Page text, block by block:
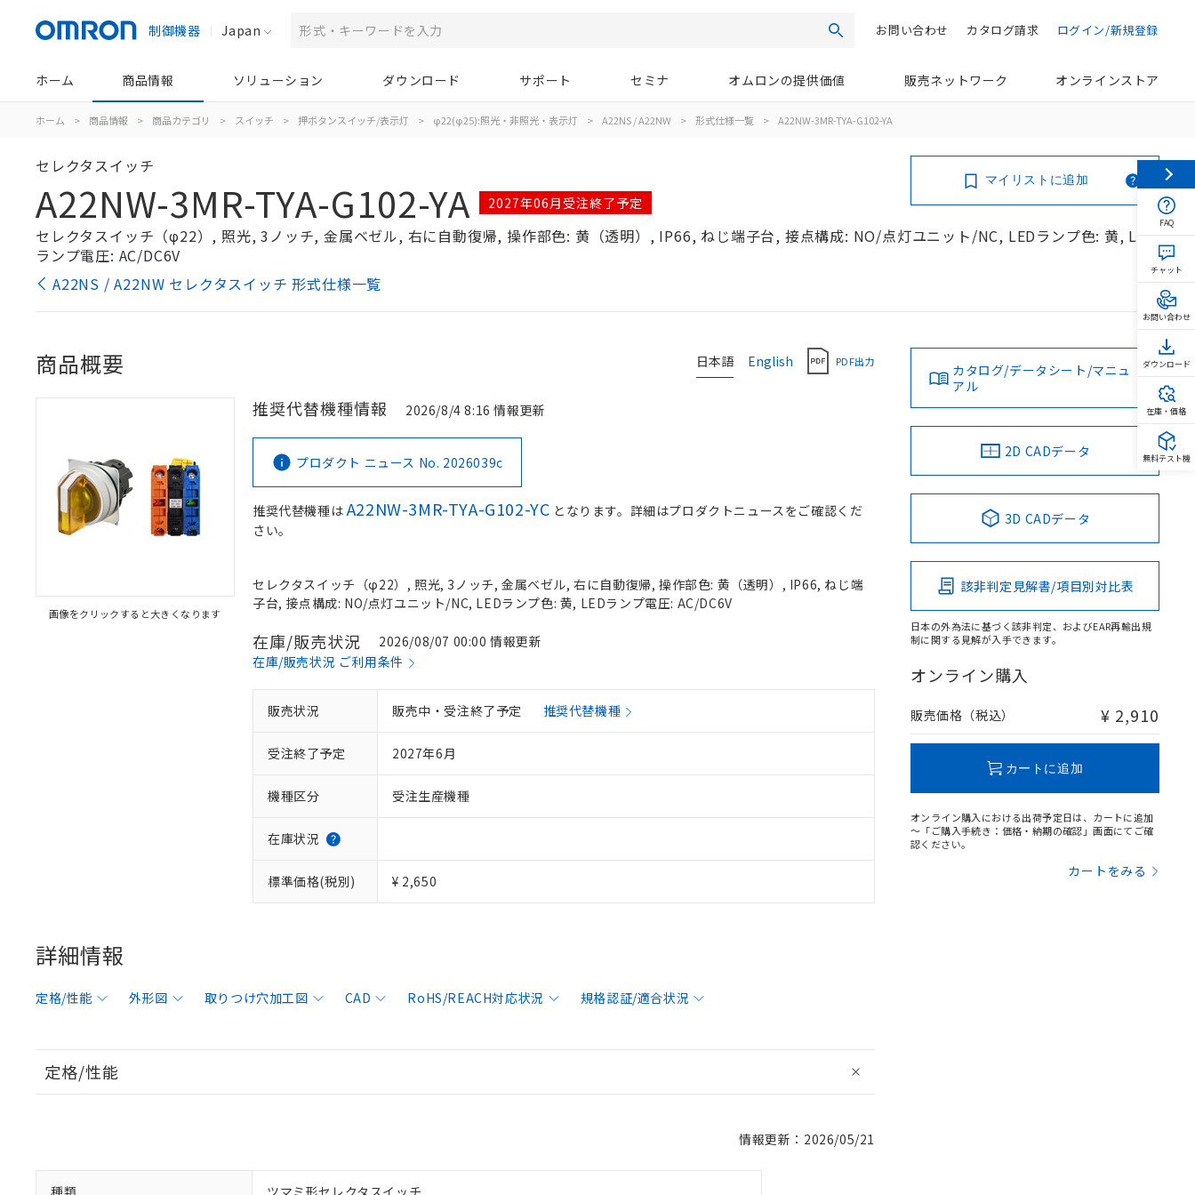
制御機器 Japan 検索 ログイン/新規登録
カタログ請求
お問い合わせ
ホーム 商品情報 ソリューション ダウンロード サポート セミナ オムロンの提供価値 販売ネットワーク オンラインストア
ホーム > 商品情報 > 商品カテゴリ > スイッチ > 押ボタンスイッチ/表示灯 > φ22(φ25):照光・非照光・表示灯 > A22NS / A22NW > 形式仕様一覧 > A22NW-3MR-TYA-G102-YA
セレクタスイッチ
A22NW-3MR-TYA-G102-YA 2027年06月受注終了予定
セレクタスイッチ（φ22）, 照光, 3ノッチ, 金属ベゼル, 右に自動復帰, 操作部色: 黄（透明）, IP66, ねじ端子台, 接点構成: NO/点灯ユニット/NC, LEDランプ色: 黄, LED
ランプ電圧: AC/DC6V
A22NS / A22NW セレクタスイッチ 形式仕様一覧
マイリストに追加
日本語 English PDF出力
商品概要
画像をクリックすると大きくなります
推奨代替機種情報 2026/8/4 8:16 情報更新
プロダクト ニュース No. 2026039c
推奨代替機種はA22NW-3MR-TYA-G102-YC となります。詳細はプロダクトニュースをご確認くだ
さい。
セレクタスイッチ（φ22）, 照光, 3ノッチ, 金属ベゼル, 右に自動復帰, 操作部色: 黄（透明）, IP66, ねじ端
子台, 接点構成: NO/点灯ユニット/NC, LEDランプ色: 黄, LEDランプ電圧: AC/DC6V
在庫/販売状況
2026/08/07 00:00 情報更新
在庫/販売状況 ご利用条件
販売状況 販売中・受注終了予定 推奨代替機種
受注終了予定 2027年6月
機種区分 受注生産機種
在庫状況
標準価格(税別) ¥ 2,650
詳細情報
定格/性能 外形図 取りつけ穴加工図 CAD RoHS/REACH対応状況 規格認証/適合状況
定格/性能
情報更新：2026/05/21
種類 ツマミ形セレクタスイッチ
カタログ/データシート/マニュ
アル
2D CADデータ
3D CADデータ
該非判定見解書/項目別対比表
日本の外為法に基づく該非判定、およびEAR再輸出規
制に関する見解が入手できます。
オンライン購入
販売価格（税込） ¥ 2,910
カートに追加
オンライン購入における出荷予定日は、カートに追加
～「ご購入手続き：価格・納期の確認」画面にてご確
認ください。
カートをみる
FAQ
チャット
お問い合わせ
ダウンロード
在庫・価格
無料テスト機